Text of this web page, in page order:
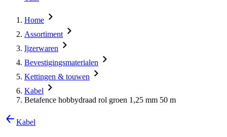
Home
Assortiment
Ijzerwaren
Bevestigingsmaterialen
Kettingen & touwen
Kabel
Betafence hobbydraad rol groen 1,25 mm 50 m
Kabel